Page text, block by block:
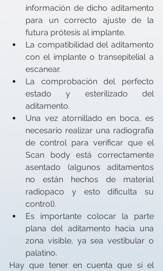
información de dicho aditamento
para un correcto ajuste de la
futura prótesis al implante.
La compatibilidad del aditamento
con el implante o transepitelial a
escanear.
La comprobación del perfecto
estado y esterilizado del
aditamento.
Una vez atornillado en boca, es
necesario realizar una radiografía
de control para verificar que el
Scan body está correctamente
asentado (algunos aditamentos
no están hechos de material
radiopaco y esto dificulta su
control).
Es importante colocar la parte
plana del aditamento hacia una
zona visible, ya sea vestibular o
palatino.
Hay que tener en cuenta que si el